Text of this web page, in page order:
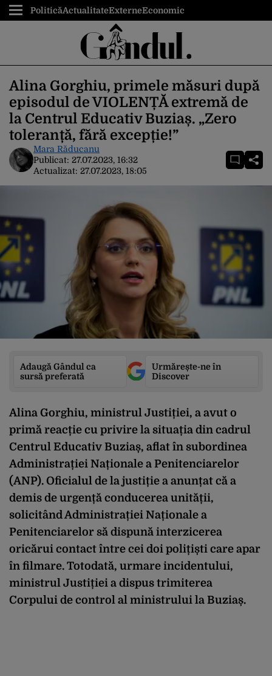
PoliticăActualitateExterneEconomic
Alina Gorghiu, primele măsuri după
episodul de VIOLENȚĂ extremă de
la Centrul Educativ Buziaș. „Zero
toleranță, fără excepție!”
Mara Răducanu
Publicat: 27.07.2023, 16:32
Actualizat: 27.07.2023, 18:05
Adaugă Gândul ca
sursă preferată
Urmărește-ne în
Discover
Alina Gorghiu, ministrul Justiției, a avut o
primă reacție cu privire la situația din cadrul
Centrul Educativ Buziaș, aflat în subordinea
Administrației Naționale a Penitenciarelor
(ANP). Oficialul de la justiție a anunțat că a
demis de urgență conducerea unității,
solicitând Administrației Naționale a
Penitenciarelor să dispună interzicerea
oricărui contact între cei doi polițiști care apar
în filmare. Totodată, urmare incidentului,
ministrul Justiției a dispus trimiterea
Corpului de control al ministrului la Buziaș.